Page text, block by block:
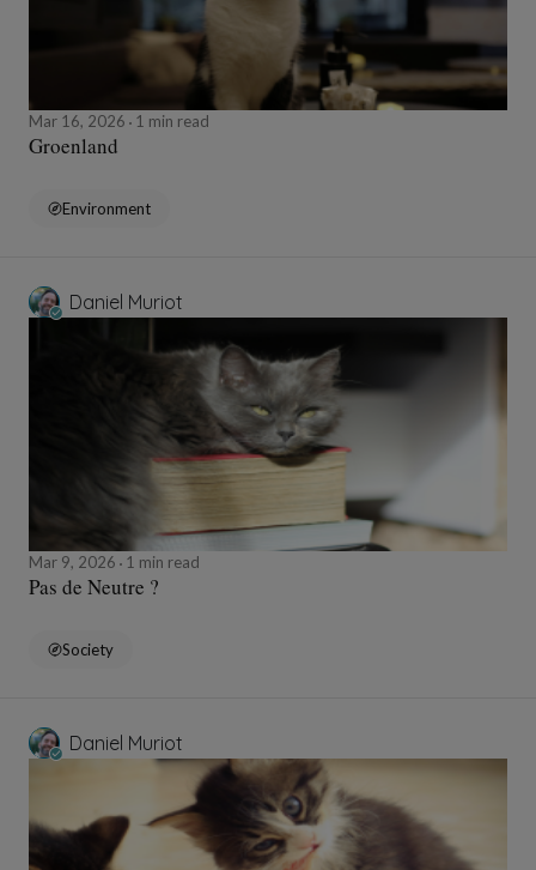
Mar 16, 2026 1 min read
Groenland
Environment
Daniel Muriot
Mar 9, 2026 1 min read
Pas de Neutre ?
Society
Daniel Muriot